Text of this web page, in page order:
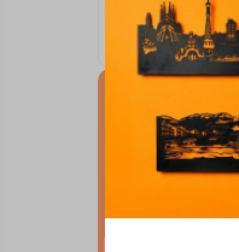
À partir de80,00